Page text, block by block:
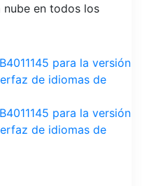
nube en todos los
para la versión
de idiomas de
para la versión
de idiomas de